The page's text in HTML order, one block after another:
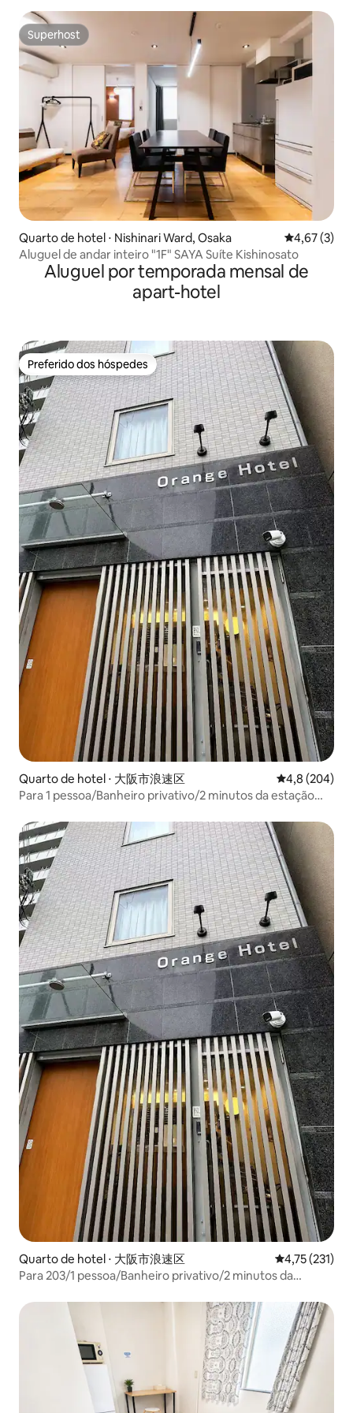
Superhost
Superhost
Quarto de hotel ⋅ Nishinari Ward, Osaka 4,67 de
4,67 (3)
Aluguel de andar inteiro "1F" SAYA Suíte Kishinosato
Aluguel por temporada mensal de
apart-hotel
Preferido dos hóspedes
Preferido dos hóspedes
Quarto de hotel ⋅ 大阪市浪速区 4,8 de uma
4,8 (204)
Para 1 pessoa/Banheiro privativo/2 minutos da estação
Aeroporto de Kansai/Orange
Quarto de hotel ⋅ 大阪市浪速区 4,75 de uma
4,75 (231)
Para 203/1 pessoa/Banheiro privativo/2 minutos da
minutos do Aeroporto de Kansai/Orange